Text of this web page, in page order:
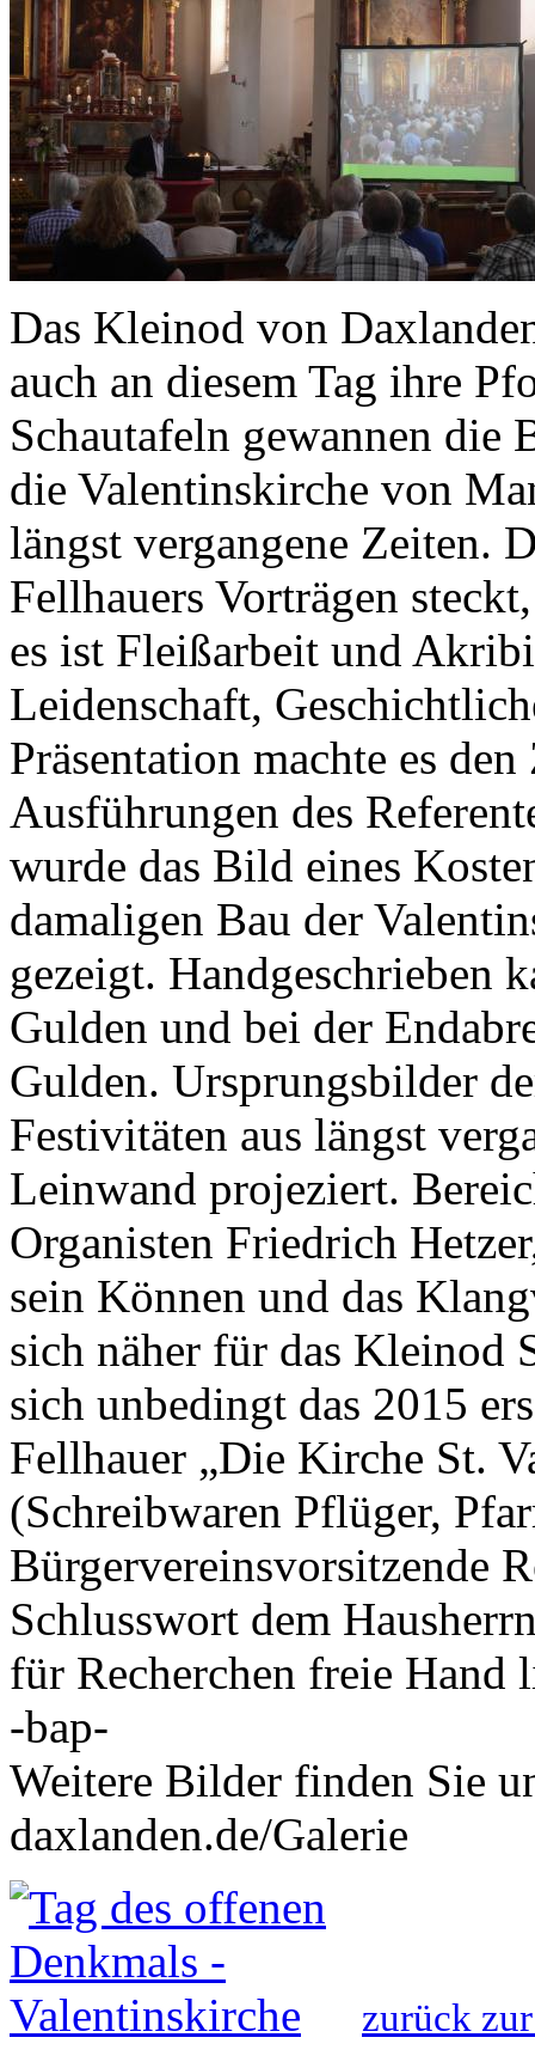
Das Kleinod von
auch an diesem Tag ihre
Schautafeln gewannen die
die Valentinskirche von
längst vergangene Zeiten.
Fellhauers Vorträgen
es ist Fleißarbeit und
Leidenschaft,
Präsentation machte es
Ausführungen des
wurde das Bild eines
damaligen Bau der
gezeigt. Handgeschrieben
Gulden und bei der
Gulden. Ursprungsbilder
Festivitäten aus längst
Leinwand projeziert.
Organisten Friedrich
sein Können und das
sich näher für das Kleinod
sich unbedingt das 2015
Fellhauer „Die Kirche St.
(Schreibwaren Pflüger,
Bürgervereinsvorsitzende
Schlusswort dem
für Recherchen freie Hand
-bap-
Weitere Bilder finden Sie
daxlanden.de/Galerie
zurück